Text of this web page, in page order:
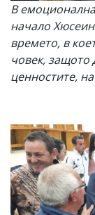
В
начало
времето, в
човек, защото
ценностите,